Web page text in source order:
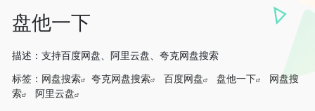
盘他一下
描述：支持百度网盘、阿里云盘、夸克网盘搜索
标签： 网盘搜索 夸克网盘搜索 百度网盘 盘他一下
网盘搜
索
阿里云盘